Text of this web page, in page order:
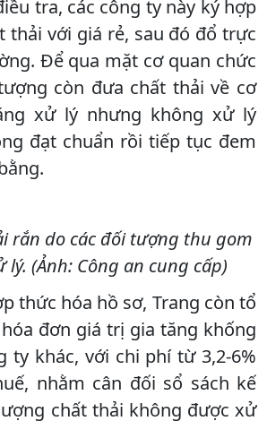
tra, các công ty này ký hợp
thải với giá rẻ, sau đó đổ trực
Để qua mặt cơ quan chức
còn đưa chất thải về cơ
xử lý nhưng không xử lý
đạt chuẩn rồi tiếp tục đem
rắn do các đối tượng thu gom
lý. (Ảnh: Công an cung cấp)
thức hóa hồ sơ, Trang còn tổ
đơn giá trị gia tăng khống
ty khác, với chi phí từ 3,2-6%
nhằm cân đối sổ sách kế
chất thải không được xử